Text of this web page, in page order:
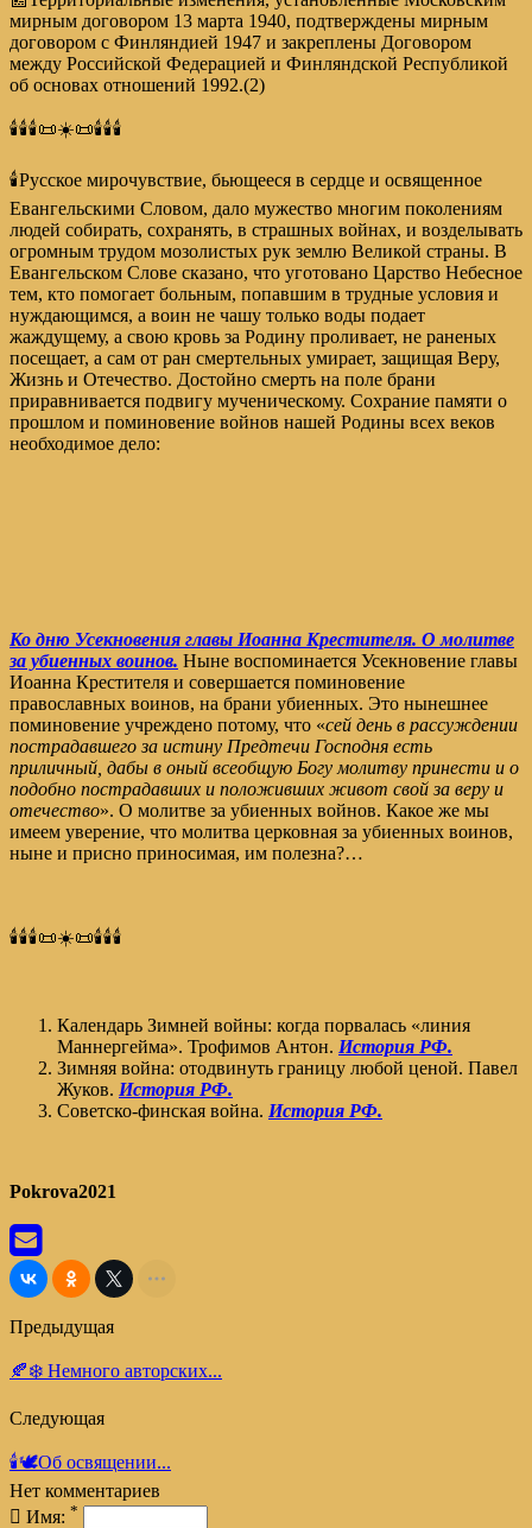
мирным договором 13 марта 1940, подтверждены мирным
договором с Финляндией 1947 и закреплены Договором
между Российской Федерацией и Финляндской Республикой
об основах отношений 1992.(2)
🕯️🕯️🕯️📜☀️📜🕯️🕯️🕯️
🕯️Русское мирочувствие, бьющееся в сердце и освященное
Евангельскими Словом, дало мужество многим поколениям
людей собирать, сохранять, в страшных войнах, и возделывать
огромным трудом мозолистых рук землю Великой страны. В
Евангельском Слове сказано, что уготовано Царство Небесное
тем, кто помогает больным, попавшим в трудные условия и
нуждающимся, а воин не чашу только воды подает
жаждущему, а свою кровь за Родину проливает, не раненых
посещает, а сам от ран смертельных умирает, защищая Веру,
Жизнь и Отечество. Достойно смерть на поле брани
приравнивается подвигу мученическому. Сохрание памяти о
прошлом и поминовение войнов нашей Родины всех веков
необходимое дело:
Ко дню Усекновения главы Иоанна Крестителя. О молитве
за убиенных воинов. Ныне воспоминается Усекновение главы
Иоанна Крестителя и совершается поминовение
православных воинов, на брани убиенных. Это нынешнее
поминовение учреждено потому, что «сей день в рассуждении
пострадавшего за истину Предтечи Господня есть
приличный, дабы в оный всеобщую Богу молитву принести и о
подобно пострадавших и положивших живот свой за веру и
отечество». О молитве за убиенных войнов. Какое же мы
имеем уверение, что молитва церковная за убиенных воинов,
ныне и присно приносимая, им полезна?…
🕯️🕯️🕯️📜☀️📜🕯️🕯️🕯️
Календарь Зимней войны: когда порвалась «линия
Маннергейма». Трофимов Антон. История РФ.
Зимняя война: отодвинуть границу любой ценой. Павел
Жуков. История РФ.
Советско-финская война. История РФ.
Pokrova2021
Предыдущая
🍂❄️ Немного авторских...
Следующая
🕯️🕊️Об освящении...
Нет комментариев
Имя: *